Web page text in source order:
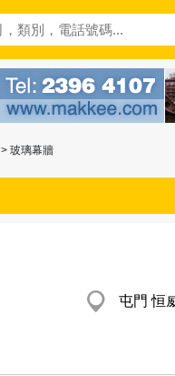
> 玻璃幕牆
屯門 恒